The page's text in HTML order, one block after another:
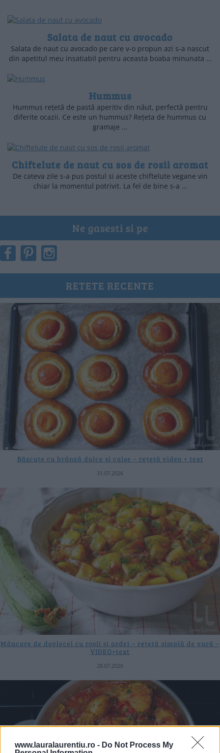
www.lauralaurentiu.ro - Do Not Process My
Salata de naut cu avocado
Salata de naut cu avocado pe care v-o propun azi s-a nascut
din apetitul meu insatiabil pentru aceasta boaba minunata …
Hummus
Hummus rețetă de pastă aperitiv din năut, perfectă pentru
diferite ocazii. Ce este un hummus? Rețeta de hummus cu
gramaje …
Chiftelute de naut cu sos de rosii aromat
De cateva zile s-a pus postul si aceste chiftelute vegane vin
chiar la momentul potrivit. La fel de bine s-a …
Ne gasesti si pe
RETETE RECENTE
Băscuțe cu brânză dulce și caise – rețetă video + text
31.07.2026
Mâncare de dovlecei cu roșii și ardei – rețetă simplă de vară –
VIDEO+text
28.07.2026